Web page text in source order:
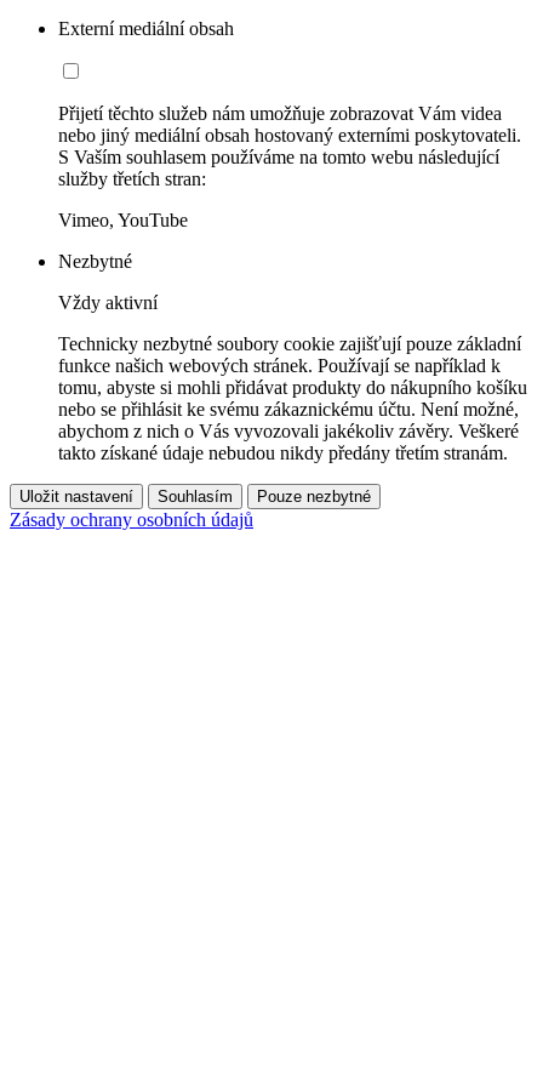
Externí mediální obsah
Přijetí těchto služeb nám umožňuje zobrazovat Vám videa
nebo jiný mediální obsah hostovaný externími poskytovateli.
S Vaším souhlasem používáme na tomto webu následující
služby třetích stran:
Vimeo, YouTube
Nezbytné
Vždy aktivní
Technicky nezbytné soubory cookie zajišťují pouze základní
funkce našich webových stránek. Používají se například k
tomu, abyste si mohli přidávat produkty do nákupního košíku
nebo se přihlásit ke svému zákaznickému účtu. Není možné,
abychom z nich o Vás vyvozovali jakékoliv závěry. Veškeré
takto získané údaje nebudou nikdy předány třetím stranám.
Uložit nastavení Souhlasím Pouze nezbytné
Zásady ochrany osobních údajů